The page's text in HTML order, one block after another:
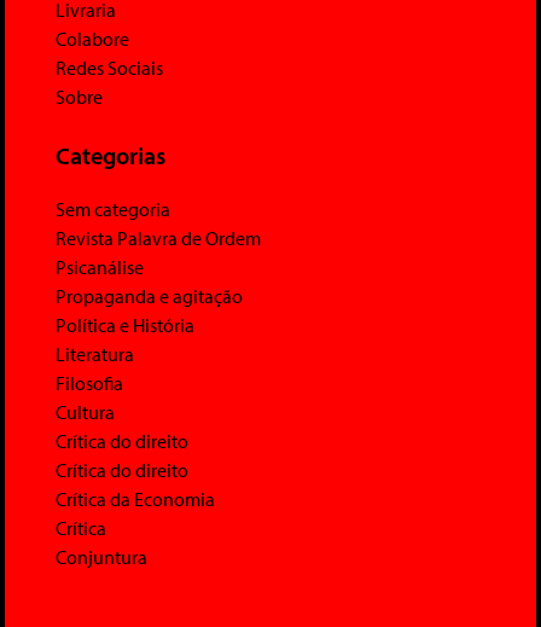
Livraria
Colabore
Redes Sociais
Sobre
Categorias
Sem categoria
Revista Palavra de Ordem
Psicanálise
Propaganda e agitação
Política e História
Literatura
Filosofia
Cultura
Crítica do direito
Crítica do direito
Crítica da Economia
Crítica
Conjuntura